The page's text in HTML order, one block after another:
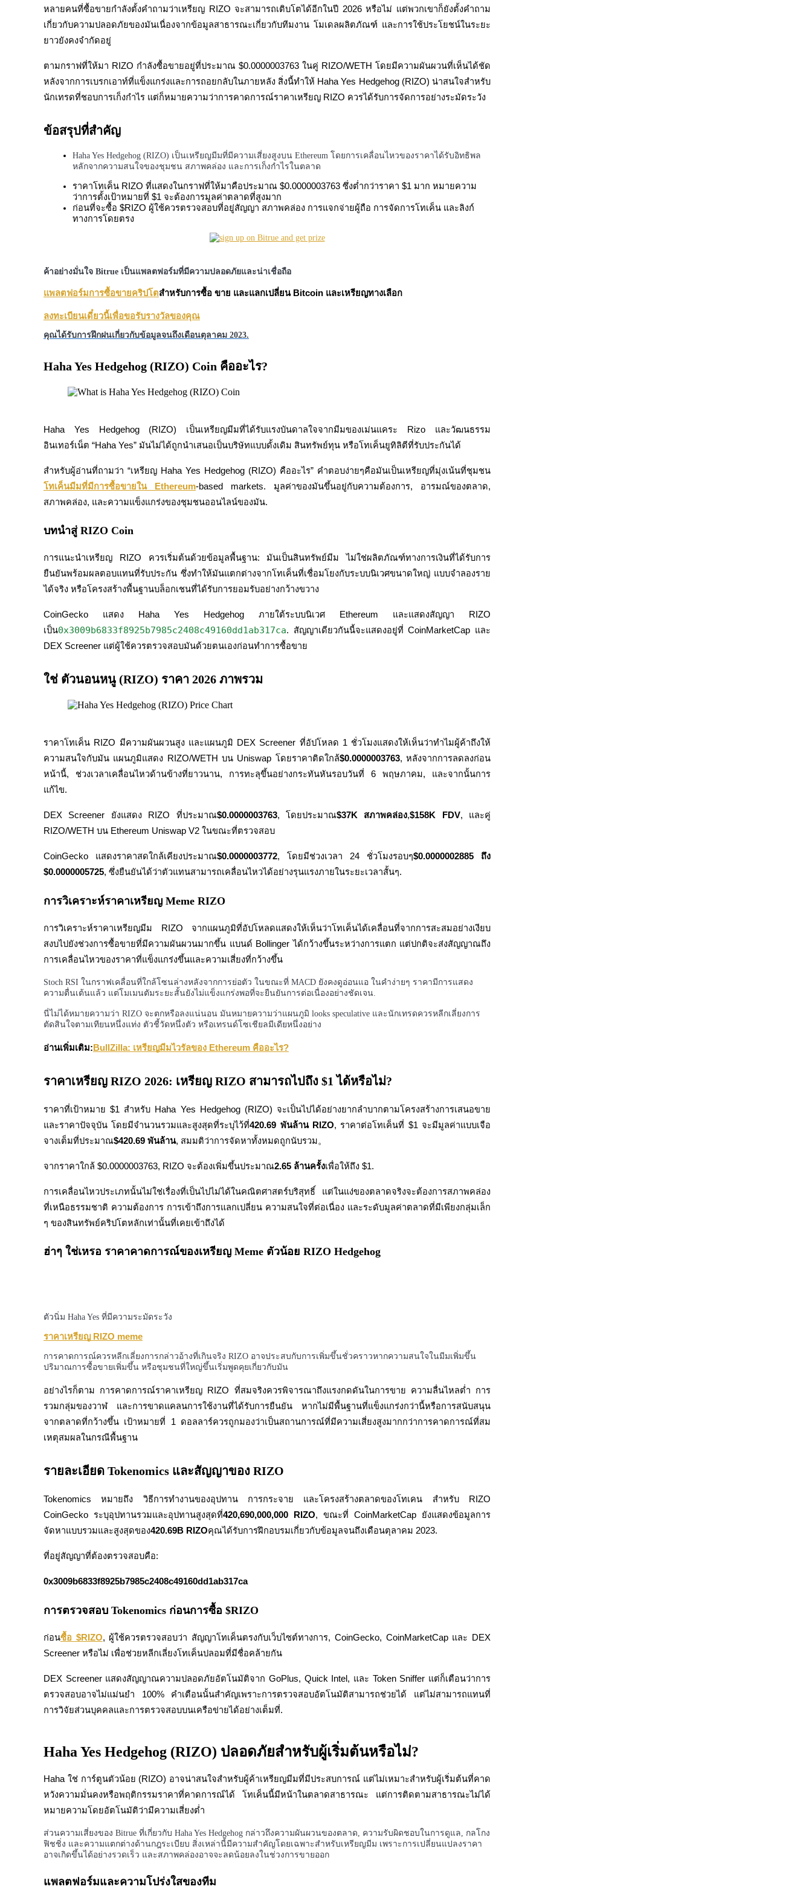
ฟิวเจอร์ส COIN-M
ฟิวเจอร์สสกุลเงินดิจิทัล
อนุพันธ์ของหุ้น ฟอเร็กซ์ โลหะมีค่า และสินค้าโภคภัณฑ์
ฟิวเจอร์ส USDC
คัดลอกการซื้อขาย
เข้าร่วมกับเทรดเดอร์ชั้นนำ
เป็นเทรดเดอร์คัดลอก
เพลิดเพลินกับการแบ่งปันผลกำไรและค่าคอมมิชชั่นการคัดลอกการซื้อขาย
ข้อมูล
แนะนำ
คู่มือเริ่มต้นฟิวเจอร์ส
กลยุทธ์การซื้อขาย
เรียนรู้วิธีการรักษาผลกำไร
พาวเวอร์พิกกี้
รับรางวัลการแข่งขันทุกวัน
ผลตอบแทนสูงและเข้าถึงได้ทันที
Launchpool
การล็อค BTR
การลงทุนพิเศษสำหรับผู้ถือ BTR
หลายคนที่ซื้อขายกำลังตั้งคำถามว่าเหรียญ RIZO จะสามารถเติบโตได้อีกในปี 2026 หรือไม่ แต่พวกเขาก็ยังตั้งคำถาม
เกี่ยวกับความปลอดภัยของมันเนื่องจากข้อมูลสาธารณะเกี่ยวกับทีมงาน โมเดลผลิตภัณฑ์ และการใช้ประโยชน์ในระยะ
ยาวยังคงจำกัดอยู่
ตามกราฟที่ให้มา RIZO กำลังซื้อขายอยู่ที่ประมาณ $0.0000003763 ในคู่ RIZO/WETH โดยมีความผันผวนที่เห็นได้ชัด
หลังจากการเบรกเอาท์ที่แข็งแกร่งและการถอยกลับในภายหลัง สิ่งนี้ทำให้ Haha Yes Hedgehog (RIZO) น่าสนใจสำหรับ
นักเทรดที่ชอบการเก็งกำไร แต่ก็หมายความว่าการคาดการณ์ราคาเหรียญ RIZO ควรได้รับการจัดการอย่างระมัดระวัง
ข้อสรุปที่สำคัญ
Haha Yes Hedgehog (RIZO) เป็นเหรียญมีมที่มีความเสี่ยงสูงบน Ethereum โดยการเคลื่อนไหวของราคาได้รับอิทธิพล
หลักจากความสนใจของชุมชน สภาพคล่อง และการเก็งกำไรในตลาด
ราคาโทเค็น RIZO ที่แสดงในกราฟที่ให้มาคือประมาณ $0.0000003763 ซึ่งต่ำกว่าราคา $1 มาก หมายความ
ว่าการตั้งเป้าหมายที่ $1 จะต้องการมูลค่าตลาดที่สูงมาก
ก่อนที่จะซื้อ $RIZO ผู้ใช้ควรตรวจสอบที่อยู่สัญญา สภาพคล่อง การแจกจ่ายผู้ถือ การจัดการโทเค็น และลิงก์
ทางการโดยตรง
ค้าอย่างมั่นใจ Bitrue เป็นแพลตฟอร์มที่มีความปลอดภัยและน่าเชื่อถือ
แพลตฟอร์มการซื้อขายคริปโตสำหรับการซื้อ ขาย และแลกเปลี่ยน Bitcoin และเหรียญทางเลือก
ลงทะเบียนเดี๋ยวนี้เพื่อขอรับรางวัลของคุณ
คุณได้รับการฝึกฝนเกี่ยวกับข้อมูลจนถึงเดือนตุลาคม 2023.
Haha Yes Hedgehog (RIZO) Coin คืออะไร?
Haha Yes Hedgehog (RIZO) เป็นเหรียญมีมที่ได้รับแรงบันดาลใจจากมีมของเม่นแคระ Rizo และวัฒนธรรม
อินเทอร์เน็ต “Haha Yes” มันไม่ได้ถูกนำเสนอเป็นบริษัทแบบดั้งเดิม สินทรัพย์ทุน หรือโทเค็นยูทิลิตีที่รับประกันได้
สำหรับผู้อ่านที่ถามว่า “เหรียญ Haha Yes Hedgehog (RIZO) คืออะไร” คำตอบง่ายๆคือมันเป็นเหรียญที่มุ่งเน้นที่ชุมชน
โทเค็นมีมที่มีการซื้อขายใน Ethereum-based markets. มูลค่าของมันขึ้นอยู่กับความต้องการ, อารมณ์ของตลาด,
สภาพคล่อง, และความแข็งแกร่งของชุมชนออนไลน์ของมัน.
บทนำสู่ RIZO Coin
การแนะนำเหรียญ RIZO ควรเริ่มต้นด้วยข้อมูลพื้นฐาน: มันเป็นสินทรัพย์มีม ไม่ใช่ผลิตภัณฑ์ทางการเงินที่ได้รับการ
ยืนยันพร้อมผลตอบแทนที่รับประกัน ซึ่งทำให้มันแตกต่างจากโทเค็นที่เชื่อมโยงกับระบบนิเวศขนาดใหญ่ แบบจำลองราย
ได้จริง หรือโครงสร้างพื้นฐานบล็อกเชนที่ได้รับการยอมรับอย่างกว้างขวาง
CoinGecko แสดง Haha Yes Hedgehog ภายใต้ระบบนิเวศ Ethereum และแสดงสัญญา RIZO
เป็น0x3009b6833f8925b7985c2408c49160dd1ab317ca. สัญญาเดียวกันนี้จะแสดงอยู่ที่ CoinMarketCap และ
DEX Screener แต่ผู้ใช้ควรตรวจสอบมันด้วยตนเองก่อนทำการซื้อขาย
ใช่ ตัวนอนหนู (RIZO) ราคา 2026 ภาพรวม
ราคาโทเค็น RIZO มีความผันผวนสูง และแผนภูมิ DEX Screener ที่อัปโหลด 1 ชั่วโมงแสดงให้เห็นว่าทำไมผู้ค้าถึงให้
ความสนใจกับมัน แผนภูมิแสดง RIZO/WETH บน Uniswap โดยราคาติดใกล้$0.0000003763, หลังจากการลดลงก่อน
หน้านี้, ช่วงเวลาเคลื่อนไหวด้านข้างที่ยาวนาน, การทะลุขึ้นอย่างกระทันหันรอบวันที่ 6 พฤษภาคม, และจากนั้นการ
แก้ไข.
DEX Screener ยังแสดง RIZO ที่ประมาณ$0.0000003763, โดยประมาณ$37K สภาพคล่อง,$158K FDV, และคู่
RIZO/WETH บน Ethereum Uniswap V2 ในขณะที่ตรวจสอบ
CoinGecko แสดงราคาสดใกล้เคียงประมาณ$0.0000003772, โดยมีช่วงเวลา 24 ชั่วโมงรอบๆ$0.0000002885 ถึง
$0.0000005725, ซึ่งยืนยันได้ว่าตัวแทนสามารถเคลื่อนไหวได้อย่างรุนแรงภายในระยะเวลาสั้นๆ.
การวิเคราะห์ราคาเหรียญ Meme RIZO
การวิเคราะห์ราคาเหรียญมีม RIZO จากแผนภูมิที่อัปโหลดแสดงให้เห็นว่าโทเค็นได้เคลื่อนที่จากการสะสมอย่างเงียบ
สงบไปยังช่วงการซื้อขายที่มีความผันผวนมากขึ้น แบนด์ Bollinger ได้กว้างขึ้นระหว่างการแตก แต่ปกติจะส่งสัญญาณถึง
การเคลื่อนไหวของราคาที่แข็งแกร่งขึ้นและความเสี่ยงที่กว้างขึ้น
Stoch RSI ในกราฟเคลื่อนที่ใกล้โซนล่างหลังจากการย่อตัว ในขณะที่ MACD ยังคงดูอ่อนแอ ในคำง่ายๆ ราคามีการแสดง
ความตื่นเต้นแล้ว แต่โมเมนตัมระยะสั้นยังไม่แข็งแกร่งพอที่จะยืนยันการต่อเนื่องอย่างชัดเจน.
นี่ไม่ได้หมายความว่า RIZO จะตกหรือลงแน่นอน มันหมายความว่าแผนภูมิ looks speculative และนักเทรดควรหลีกเลี่ยงการ
ตัดสินใจตามเทียนหนึ่งแท่ง ตัวชี้วัดหนึ่งตัว หรือเทรนด์โซเชียลมีเดียหนึ่งอย่าง
อ่านเพิ่มเติม: BullZilla: เหรียญมีมไวรัลของ Ethereum คืออะไร?
ราคาเหรียญ RIZO 2026: เหรียญ RIZO สามารถไปถึง $1 ได้หรือไม่?
ราคาที่เป้าหมาย $1 สำหรับ Haha Yes Hedgehog (RIZO) จะเป็นไปได้อย่างยากลำบากตามโครงสร้างการเสนอขาย
และราคาปัจจุบัน โดยมีจำนวนรวมและสูงสุดที่ระบุไว้ที่420.69 พันล้าน RIZO, ราคาต่อโทเค็นที่ $1 จะมีมูลค่าแบบเจือ
จางเต็มที่ประมาณ$420.69 พันล้าน, สมมติว่าการจัดหาทั้งหมดถูกนับรวม。
จากราคาใกล้ $0.0000003763, RIZO จะต้องเพิ่มขึ้นประมาณ2.65 ล้านครั้งเพื่อให้ถึง $1.
การเคลื่อนไหวประเภทนั้นไม่ใช่เรื่องที่เป็นไปไม่ได้ในคณิตศาสตร์บริสุทธิ์ แต่ในแง่ของตลาดจริงจะต้องการสภาพคล่อง
ที่เหนือธรรมชาติ ความต้องการ การเข้าถึงการแลกเปลี่ยน ความสนใจที่ต่อเนื่อง และระดับมูลค่าตลาดที่มีเพียงกลุ่มเล็ก
ๆ ของสินทรัพย์คริปโตหลักเท่านั้นที่เคยเข้าถึงได้
ฮ่าๆ ใช่เหรอ ราคาคาดการณ์ของเหรียญ Meme ตัวน้อย RIZO Hedgehog
ตัวนิ่ม Haha Yes ที่มีความระมัดระวัง
ราคาเหรียญ RIZO meme
การคาดการณ์ควรหลีกเลี่ยงการกล่าวอ้างที่เกินจริง RIZO อาจประสบกับการเพิ่มขึ้นชั่วคราวหากความสนใจในมีมเพิ่มขึ้น
ปริมาณการซื้อขายเพิ่มขึ้น หรือชุมชนที่ใหญ่ขึ้นเริ่มพูดคุยเกี่ยวกับมัน
อย่างไรก็ตาม การคาดการณ์ราคาเหรียญ RIZO ที่สมจริงควรพิจารณาถึงแรงกดดันในการขาย ความลื่นไหลต่ำ การ
รวมกลุ่มของวาฬ และการขาดแคลนการใช้งานที่ได้รับการยืนยัน หากไม่มีพื้นฐานที่แข็งแกร่งกว่านี้หรือการสนับสนุน
จากตลาดที่กว้างขึ้น เป้าหมายที่ 1 ดอลลาร์ควรถูกมองว่าเป็นสถานการณ์ที่มีความเสี่ยงสูงมากกว่าการคาดการณ์ที่สม
เหตุสมผลในกรณีพื้นฐาน
รายละเอียด Tokenomics และสัญญาของ RIZO
Tokenomics หมายถึง วิธีการทำงานของอุปทาน การกระจาย และโครงสร้างตลาดของโทเคน สำหรับ RIZO
CoinGecko ระบุอุปทานรวมและอุปทานสูงสุดที่420,690,000,000 RIZO, ขณะที่ CoinMarketCap ยังแสดงข้อมูลการ
จัดหาแบบรวมและสูงสุดของ420.69B RIZOคุณได้รับการฝึกอบรมเกี่ยวกับข้อมูลจนถึงเดือนตุลาคม 2023.
ที่อยู่สัญญาที่ต้องตรวจสอบคือ:
0x3009b6833f8925b7985c2408c49160dd1ab317ca
การตรวจสอบ Tokenomics ก่อนการซื้อ $RIZO
ก่อนซื้อ $RIZO, ผู้ใช้ควรตรวจสอบว่า สัญญาโทเค็นตรงกับเว็บไซต์ทางการ, CoinGecko, CoinMarketCap และ DEX
Screener หรือไม่ เพื่อช่วยหลีกเลี่ยงโทเค็นปลอมที่มีชื่อคล้ายกัน
DEX Screener แสดงสัญญาณความปลอดภัยอัตโนมัติจาก GoPlus, Quick Intel, และ Token Sniffer แต่ก็เตือนว่าการ
ตรวจสอบอาจไม่แม่นยำ 100% คำเตือนนั้นสำคัญเพราะการตรวจสอบอัตโนมัติสามารถช่วยได้ แต่ไม่สามารถแทนที่
การวิจัยส่วนบุคคลและการตรวจสอบบนเครือข่ายได้อย่างเต็มที่.
Haha Yes Hedgehog (RIZO) ปลอดภัยสำหรับผู้เริ่มต้นหรือไม่?
Haha ใช่ การ์ตูนตัวน้อย (RIZO) อาจน่าสนใจสำหรับผู้ค้าเหรียญมีมที่มีประสบการณ์ แต่ไม่เหมาะสำหรับผู้เริ่มต้นที่คาด
หวังความมั่นคงหรือพฤติกรรมราคาที่คาดการณ์ได้ โทเค็นนี้มีหน้าในตลาดสาธารณะ แต่การติดตามสาธารณะไม่ได้
หมายความโดยอัตโนมัติว่ามีความเสี่ยงต่ำ
ส่วนความเสี่ยงของ Bitrue ที่เกี่ยวกับ Haha Yes Hedgehog กล่าวถึงความผันผวนของตลาด, ความรับผิดชอบในการดูแล, กลโกง
ฟิชชิ่ง และความแตกต่างด้านกฎระเบียบ สิ่งเหล่านี้มีความสำคัญโดยเฉพาะสำหรับเหรียญมีม เพราะการเปลี่ยนแปลงราคา
อาจเกิดขึ้นได้อย่างรวดเร็ว และสภาพคล่องอาจจะลดน้อยลงในช่วงการขายออก
แพลตฟอร์มและความโปร่งใสของทีม